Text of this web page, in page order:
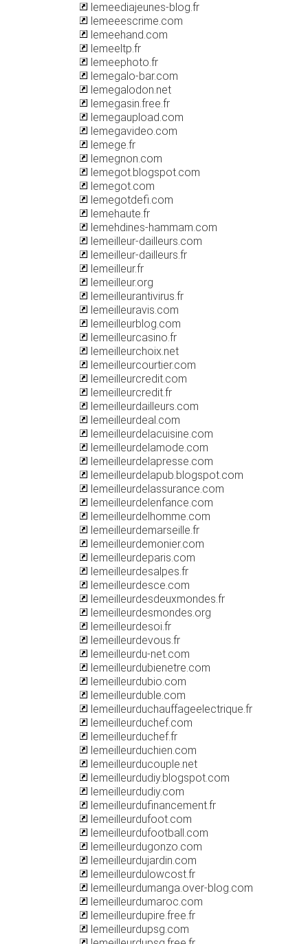
lemeediajeunes-blog.fr
lemeeescrime.com
lemeehand.com
lemeeltp.fr
lemeephoto.fr
lemegalo-bar.com
lemegalodon.net
lemegasin.free.fr
lemegaupload.com
lemegavideo.com
lemege.fr
lemegnon.com
lemegot.blogspot.com
lemegot.com
lemegotdefi.com
lemehaute.fr
lemehdines-hammam.com
lemeilleur-dailleurs.com
lemeilleur-dailleurs.fr
lemeilleur.fr
lemeilleur.org
lemeilleurantivirus.fr
lemeilleuravis.com
lemeilleurblog.com
lemeilleurcasino.fr
lemeilleurchoix.net
lemeilleurcourtier.com
lemeilleurcredit.com
lemeilleurcredit.fr
lemeilleurdailleurs.com
lemeilleurdeal.com
lemeilleurdelacuisine.com
lemeilleurdelamode.com
lemeilleurdelapresse.com
lemeilleurdelapub.blogspot.com
lemeilleurdelassurance.com
lemeilleurdelenfance.com
lemeilleurdelhomme.com
lemeilleurdemarseille.fr
lemeilleurdemonier.com
lemeilleurdeparis.com
lemeilleurdesalpes.fr
lemeilleurdesce.com
lemeilleurdesdeuxmondes.fr
lemeilleurdesmondes.org
lemeilleurdesoi.fr
lemeilleurdevous.fr
lemeilleurdu-net.com
lemeilleurdubienetre.com
lemeilleurdubio.com
lemeilleurduble.com
lemeilleurduchauffageelectrique.fr
lemeilleurduchef.com
lemeilleurduchef.fr
lemeilleurduchien.com
lemeilleurducouple.net
lemeilleurdudiy.blogspot.com
lemeilleurdudiy.com
lemeilleurdufinancement.fr
lemeilleurdufoot.com
lemeilleurdufootball.com
lemeilleurdugonzo.com
lemeilleurdujardin.com
lemeilleurdulowcost.fr
lemeilleurdumanga.over-blog.com
lemeilleurdumaroc.com
lemeilleurdupire.free.fr
lemeilleurdupsg.com